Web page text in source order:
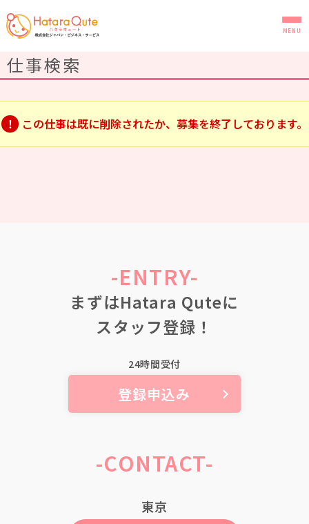
HataraQuteについて
スタッフガイド
登録
企業担当者様
MENU
仕事検索
この仕事は既に削除されたか、募集を終了しております。
-ENTRY-
まずはHatara Quteに
スタッフ登録！
24時間受付
登録申込み
-CONTACT-
東京